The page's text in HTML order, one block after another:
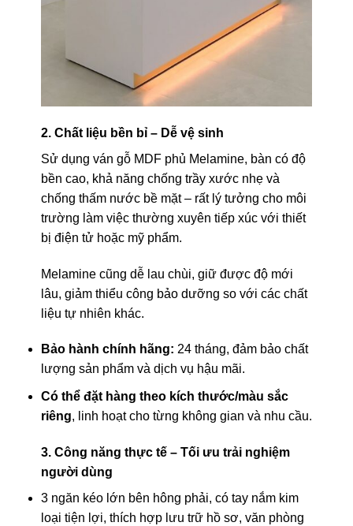
2. Chất liệu bền bỉ – Dễ vệ sinh
Sử dụng ván gỗ MDF phủ Melamine, bàn có độ
bền cao, khả năng chống trầy xước nhẹ và
chống thấm nước bề mặt – rất lý tưởng cho môi
trường làm việc thường xuyên tiếp xúc với thiết
bị điện tử hoặc mỹ phẩm.
Melamine cũng dễ lau chùi, giữ được độ mới
lâu, giảm thiểu công bảo dưỡng so với các chất
liệu tự nhiên khác.
Bảo hành chính hãng: 24 tháng, đảm bảo chất
lượng sản phẩm và dịch vụ hậu mãi.
Có thể đặt hàng theo kích thước/màu sắc
riêng, linh hoạt cho từng không gian và nhu cầu.
3. Công năng thực tế – Tối ưu trải nghiệm
người dùng
3 ngăn kéo lớn bên hông phải, có tay nắm kim
loại tiện lợi, thích hợp lưu trữ hồ sơ, văn phòng